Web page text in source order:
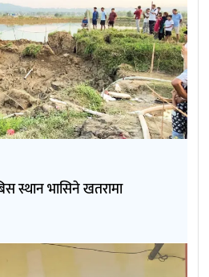
स्थान भासिने खतरामा